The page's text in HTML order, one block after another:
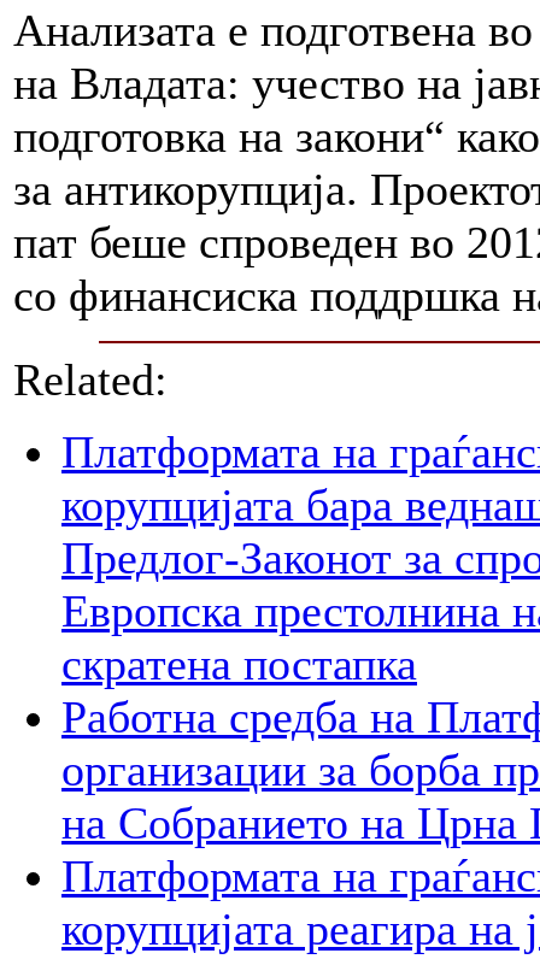
Анализата е подготвена
на Владата: учество на
подготовка на закони“
за антикорупција.
пат беше спроведен во
со финансиска поддршка
Related:
Платформата на
корупцијата бара
Предлог-Законот за
Европска престолнина
скратена постапка
Работна средба на
организации за борба
на Собранието на Црна
Платформата на
корупцијата реагира